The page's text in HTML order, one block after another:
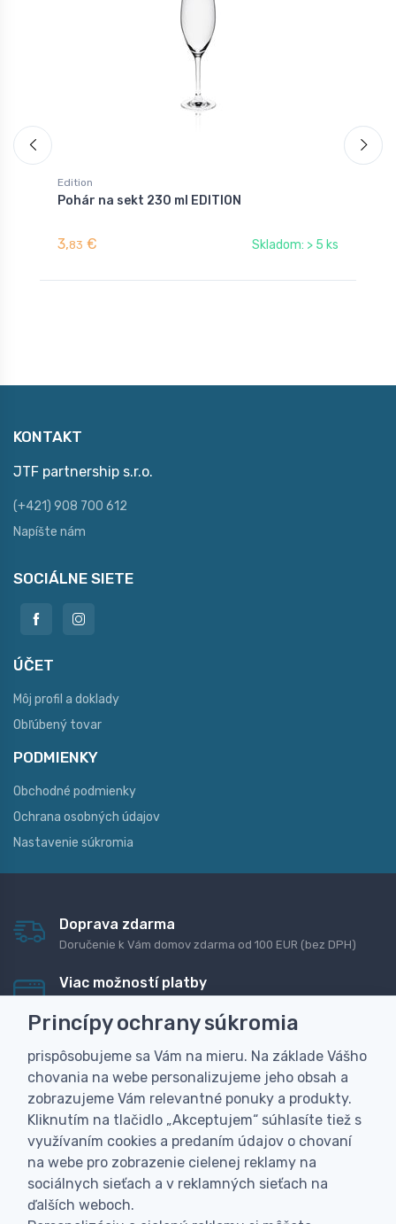
Edition
Pohár na sekt 230 ml EDITION
3,83 € Skladom: > 5 ks
KONTAKT
JTF partnership s.r.o.
(+421) 908 700 612
Napíšte nám
SOCIÁLNE SIETE
ÚČET
Môj profil a doklady
Obľúbený tovar
PODMIENKY
Obchodné podmienky
Ochrana osobných údajov
Nastavenie súkromia
Doprava zdarma
Doručenie k Vám domov zdarma od 100 EUR (bez DPH)
Viac možností platby
dobierku
Personalizácia
Vyrobíme Vám vlastný originálny darček
Skúsenosť
Široký sortiment, z ktorého Vám pomôžeme vybrať
Princípy ochrany súkromia
prispôsobujeme sa Vám na mieru. Na základe Vášho
chovania na webe personalizujeme jeho obsah a
zobrazujeme Vám relevantné ponuky a produkty.
Kliknutím na tlačidlo „Akceptujem“ súhlasíte tiež s
využívaním cookies a predaním údajov o chovaní
na webe pro zobrazenie cielenej reklamy na
sociálnych sieťach a v reklamných sieťach na
ďalších weboch.